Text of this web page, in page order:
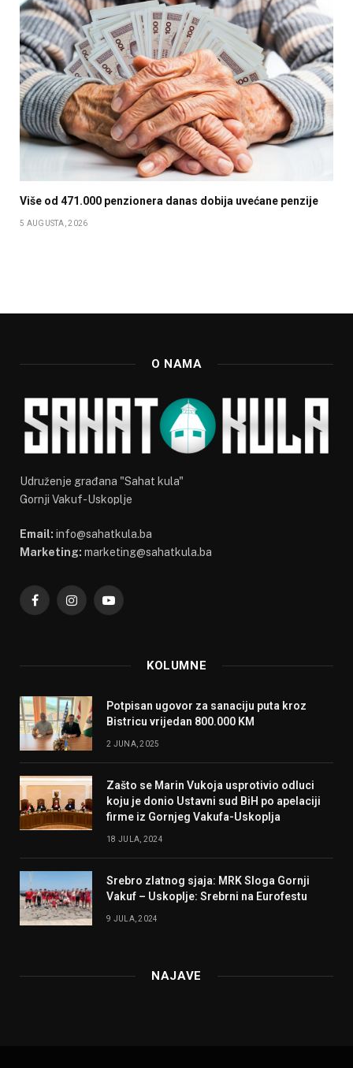
Više od 471.000 penzionera danas dobija uvećane penzije
5 AUGUSTA, 2026
O NAMA
Udruženje građana "Sahat kula"
Gornji Vakuf-Uskoplje
Email: info@sahatkula.ba
Marketing: marketing@sahatkula.ba
FacebookInstagramYouTube
KOLUMNE
Potpisan ugovor za sanaciju puta kroz
Bistricu vrijedan 800.000 KM
2 JUNA, 2025
Zašto se Marin Vukoja usprotivio odluci
koju je donio Ustavni sud BiH po apelaciji
firme iz Gornjeg Vakufa-Uskoplja
18 JULA, 2024
Srebro zlatnog sjaja: MRK Sloga Gornji
Vakuf – Uskoplje: Srebrni na Eurofestu
9 JULA, 2024
NAJAVE